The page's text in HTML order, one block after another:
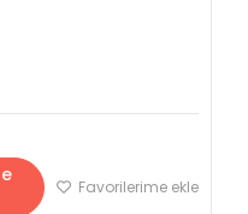
Favorilerime ekle